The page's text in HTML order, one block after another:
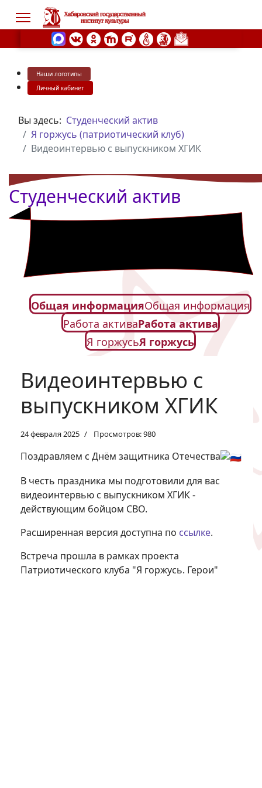
Наши логотипы
Личный кабинет
Вы здесь: Студенческий актив
Я горжусь (патриотический клуб)
Видеоинтервью с выпускником ХГИК
Студенческий актив
Общая информацияОбщая информация
Работа активаРабота актива
Я горжусьЯ горжусь
Видеоинтервью с
выпускником ХГИК
24 февраля 2025 Просмотров: 980
Поздравляем с Днём защитника Отечества
В честь праздника мы подготовили для вас
видеоинтервью с выпускником ХГИК -
действующим бойцом СВО.
Расширенная версия доступна по ссылке.
Встреча прошла в рамках проекта
Патриотического клуба "Я горжусь. Герои"